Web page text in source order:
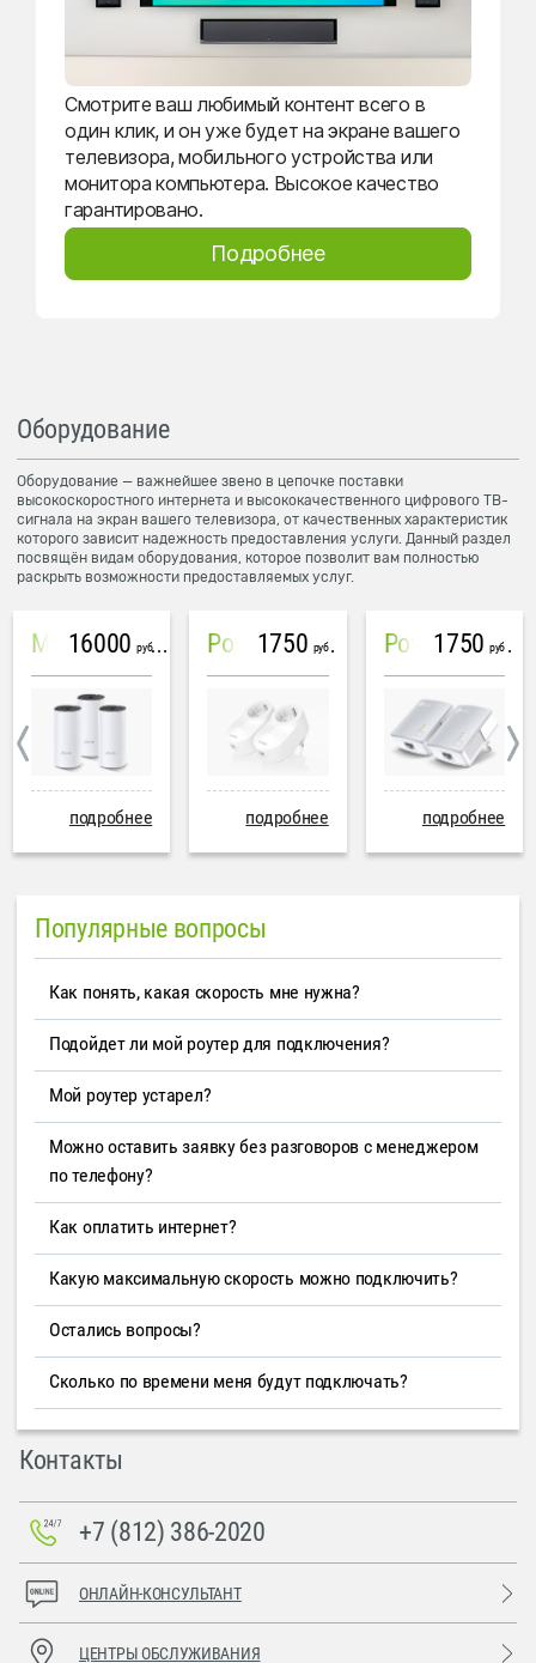
Смотрите ваш любимый контент всего в
один клик, и он уже будет на экране вашего
телевизора, мобильного устройства или
монитора компьютера. Высокое качество
гарантировано.
Подробнее
Оборудование
Оборудование — важнейшее звено в цепочке поставки
высокоскоростного интернета и высококачественного цифрового ТВ-
сигнала на экран вашего телевизора, от качественных характеристик
которого зависит надежность предоставления услуги. Данный раздел
посвящён видам оборудования, которое позволит вам полностью
раскрыть возможности предоставляемых услуг.
Mesh система TP-Link Deco M4 (3 устройства)
16000 руб
подробнее
PowerLine Tenda PH6
1750 руб
подробнее
PowerLine TP-Link AV600
1750 руб
подробнее
Популярные вопросы
Как понять, какая скорость мне нужна?
Подойдет ли мой роутер для подключения?
Мой роутер устарел?
Можно оставить заявку без разговоров с менеджером
по телефону?
Как оплатить интернет?
Какую максимальную скорость можно подключить?
Остались вопросы?
Сколько по времени меня будут подключать?
Контакты
+7 (812) 386-2020
ОНЛАЙН-КОНСУЛЬТАНТ
ЦЕНТРЫ ОБСЛУЖИВАНИЯ